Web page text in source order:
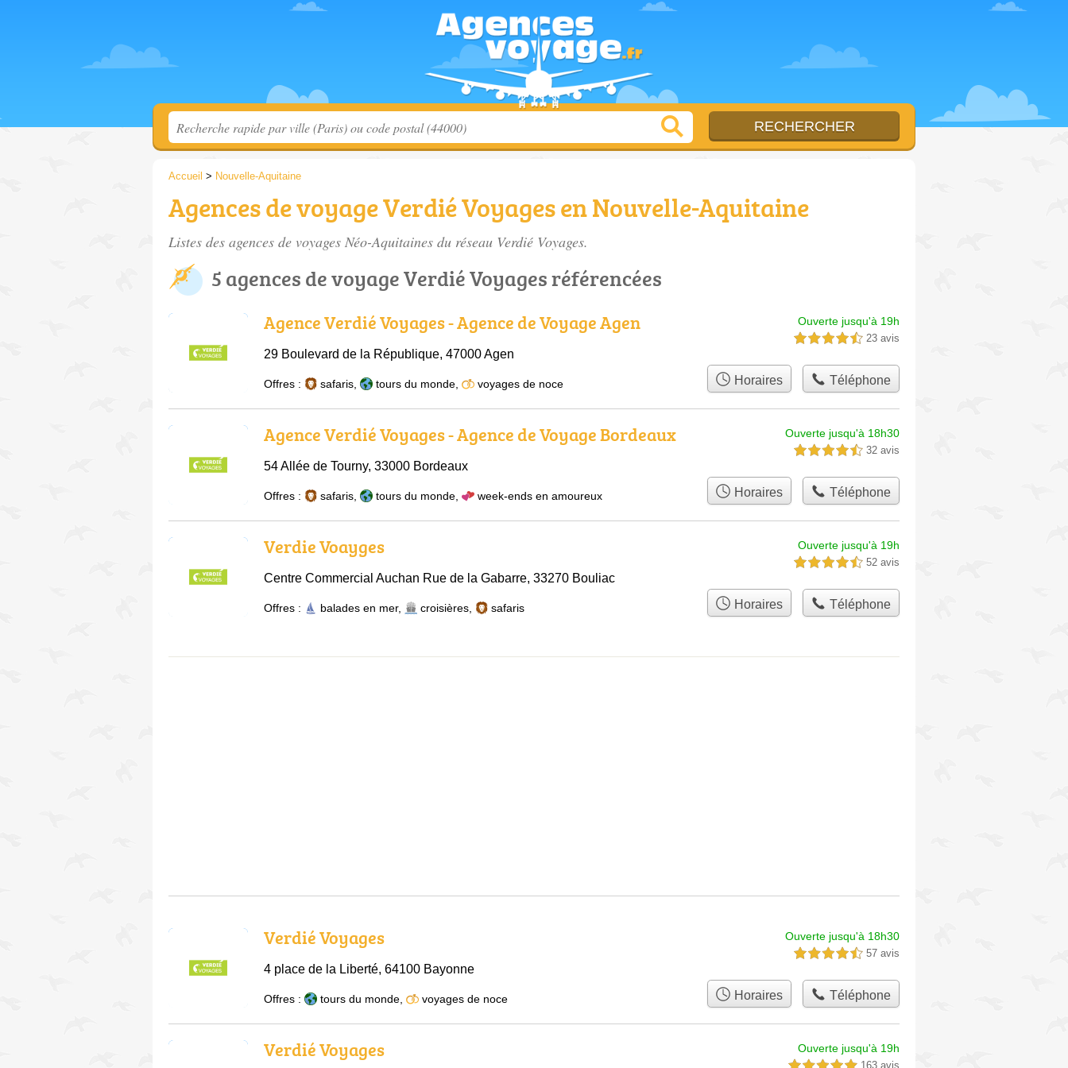
Accueil > Nouvelle-Aquitaine
Agences de voyage Verdié Voyages en Nouvelle-Aquitaine
Listes des agences de voyages Néo-Aquitaines du réseau Verdié Voyages.
5 agences de voyage Verdié Voyages référencées
Agence Verdié Voyages - Agence de Voyage Agen
29 Boulevard de la République, 47000 Agen
Ouverte jusqu'à 19h
4,5 étoiles sur 5 23 avis
Offres : safaris tours du monde voyages de noce Horaires Téléphone
Agence Verdié Voyages - Agence de Voyage Bordeaux
54 Allée de Tourny, 33000 Bordeaux
Ouverte jusqu'à 18h30
4,5 étoiles sur 5 32 avis
Offres : safaris tours du monde week-ends en amoureux Horaires Téléphone
Verdie Voayges
Centre Commercial Auchan Rue de la Gabarre, 33270 Bouliac
Ouverte jusqu'à 19h
4,5 étoiles sur 5 52 avis
Offres : balades en mer, croisières safaris Horaires Téléphone
Verdié Voyages
4 place de la Liberté, 64100 Bayonne
Ouverte jusqu'à 18h30
4,5 étoiles sur 5 57 avis
Offres : tours du monde voyages de noce Horaires Téléphone
Verdié Voyages Ouverte jusqu'à 19h
5,0 étoiles sur 5 163 avis